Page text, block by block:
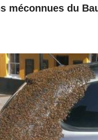
méconnues du